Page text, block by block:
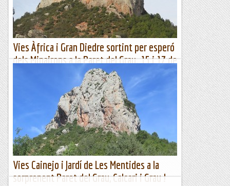
Bloc Empotrat
Vies Àfrica i Gran Diedre sortint per esperó
dels Minairons a la Paret del Grau. 15 i 17 de
La majestuosa Paret del Grau vista des de coll Piquer.
Aprofitant la bona climatologia i orientació de la Paret del
Grau, aquest febrer hi tornem; hi tenim...
Jaumegrimp 2
Vies Cainejo i Jardí de Les Mentides a la
sorprenent Paret del Grau, Calcari i Grau !